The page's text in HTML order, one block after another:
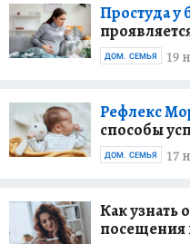
Простуда
19
ДОМ. СЕМЬЯ
Рефлекс
способы
17
ДОМ. СЕМЬЯ
Как узнать
посещения